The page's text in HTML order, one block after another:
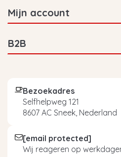
Mijn account
B2B
Bezoekadres
Selfhelpweg 121
8607 AC Sneek, Nederland
[email protected]
Wij reageren op